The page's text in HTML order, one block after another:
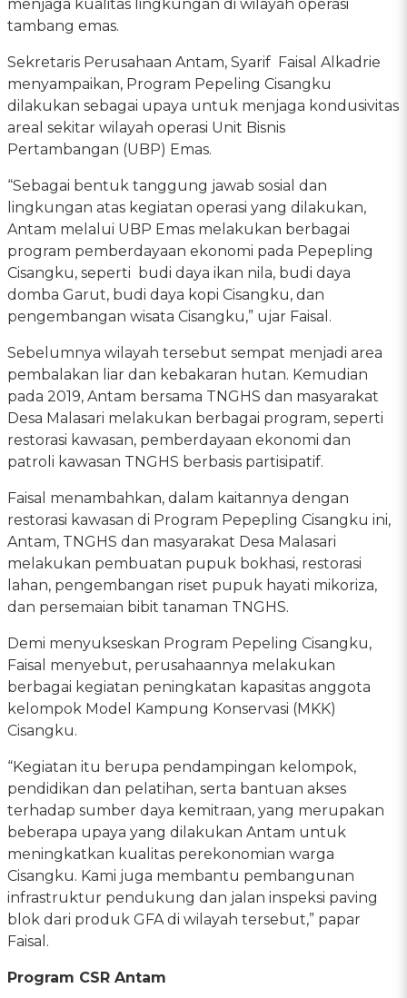
menjaga kualitas lingkungan di wilayah operasi
tambang emas.
Sekretaris Perusahaan Antam, Syarif Faisal Alkadrie
menyampaikan, Program Pepeling Cisangku
dilakukan sebagai upaya untuk menjaga kondusivitas
areal sekitar wilayah operasi Unit Bisnis
Pertambangan (UBP) Emas.
“Sebagai bentuk tanggung jawab sosial dan
lingkungan atas kegiatan operasi yang dilakukan,
Antam melalui UBP Emas melakukan berbagai
program pemberdayaan ekonomi pada Pepepling
Cisangku, seperti budi daya ikan nila, budi daya
domba Garut, budi daya kopi Cisangku, dan
pengembangan wisata Cisangku,” ujar Faisal.
Sebelumnya wilayah tersebut sempat menjadi area
pembalakan liar dan kebakaran hutan. Kemudian
pada 2019, Antam bersama TNGHS dan masyarakat
Desa Malasari melakukan berbagai program, seperti
restorasi kawasan, pemberdayaan ekonomi dan
patroli kawasan TNGHS berbasis partisipatif.
Faisal menambahkan, dalam kaitannya dengan
restorasi kawasan di Program Pepepling Cisangku ini,
Antam, TNGHS dan masyarakat Desa Malasari
melakukan pembuatan pupuk bokhasi, restorasi
lahan, pengembangan riset pupuk hayati mikoriza,
dan persemaian bibit tanaman TNGHS.
Demi menyukseskan Program Pepeling Cisangku,
Faisal menyebut, perusahaannya melakukan
berbagai kegiatan peningkatan kapasitas anggota
kelompok Model Kampung Konservasi (MKK)
Cisangku.
“Kegiatan itu berupa pendampingan kelompok,
pendidikan dan pelatihan, serta bantuan akses
terhadap sumber daya kemitraan, yang merupakan
beberapa upaya yang dilakukan Antam untuk
meningkatkan kualitas perekonomian warga
Cisangku. Kami juga membantu pembangunan
infrastruktur pendukung dan jalan inspeksi paving
blok dari produk GFA di wilayah tersebut,” papar
Faisal.
Program CSR Antam